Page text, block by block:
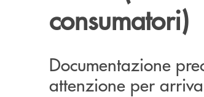
consumatori)
Documentazione
attenzione per